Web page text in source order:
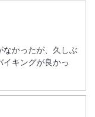
。季節毎に変わるお楽
イ。全館Ｗｉ－Ｆｉ対
なかったが、久しぶ
イキングが良かっ